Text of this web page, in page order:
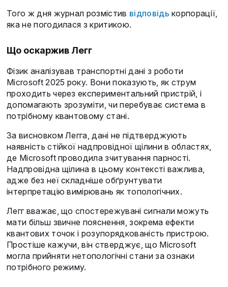
Того ж дня журнал розмістив відповідь корпорації,
яка не погодилася з критикою.
Що оскаржив Легг
Фізик аналізував транспортні дані з роботи
Microsoft 2025 року. Вони показують, як струм
проходить через експериментальний пристрій, і
допомагають зрозуміти, чи перебуває система в
потрібному квантовому стані.
За висновком Легга, дані не підтверджують
наявність стійкої надпровідної щілини в областях,
де Microsoft проводила зчитування парності.
Надпровідна щілина в цьому контексті важлива,
адже без неї складніше обґрунтувати
інтерпретацію вимірювань як топологічних.
Легг вважає, що спостережувані сигнали можуть
мати більш звичне пояснення, зокрема ефекти
квантових точок і розупорядкованість пристрою.
Простіше кажучи, він стверджує, що Microsoft
могла прийняти нетопологічні стани за ознаки
потрібного режиму.